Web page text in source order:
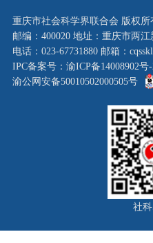
重庆市社会科学界联合会 版权
邮编：400020 地址：重庆市两
电话：023-67731880 邮箱：
IPC备案号：渝ICP备14008902号-
渝公网安备50010502000505号
社